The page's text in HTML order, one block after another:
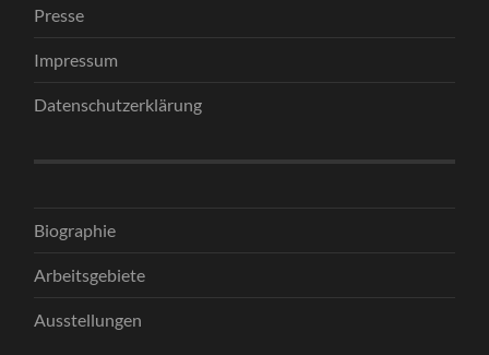
Presse
Impressum
Datenschutzerklärung
Biographie
Arbeitsgebiete
Ausstellungen